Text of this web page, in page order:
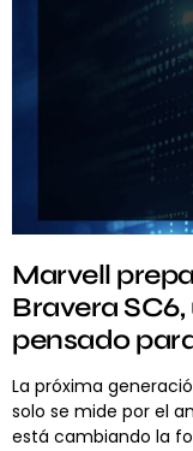
Marvell
Bravera
pensado
La próxima
solo se mide por el
está cambiando la